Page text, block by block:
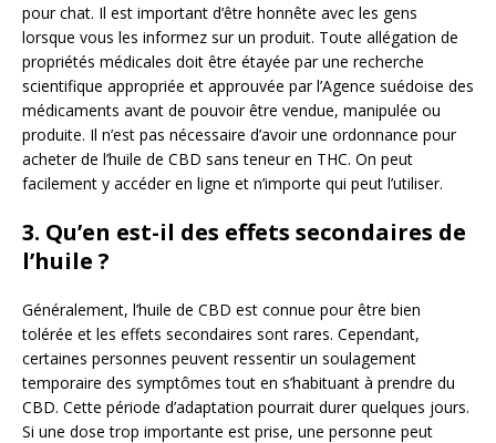
pour chat. Il est important d’être honnête avec les gens
lorsque vous les informez sur un produit. Toute allégation de
propriétés médicales doit être étayée par une recherche
scientifique appropriée et approuvée par l’Agence suédoise des
médicaments avant de pouvoir être vendue, manipulée ou
produite. Il n’est pas nécessaire d’avoir une ordonnance pour
acheter de l’huile de CBD sans teneur en THC. On peut
facilement y accéder en ligne et n’importe qui peut l’utiliser.
3. Qu’en est-il des effets secondaires de
l’huile ?
Généralement, l’huile de CBD est connue pour être bien
tolérée et les effets secondaires sont rares. Cependant,
certaines personnes peuvent ressentir un soulagement
temporaire des symptômes tout en s’habituant à prendre du
CBD. Cette période d’adaptation pourrait durer quelques jours.
Si une dose trop importante est prise, une personne peut